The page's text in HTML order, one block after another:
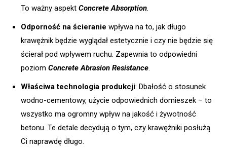
To ważny aspekt Concrete Absorption.
Odporność na ścieranie wpływa na to, jak długo
krawężnik będzie wyglądał estetycznie i czy nie będzie się
ścierał pod wpływem ruchu. Zapewnia to odpowiedni
poziom Concrete Abrasion Resistance.
Właściwa technologia produkcji: Dbałość o stosunek
wodno-cementowy, użycie odpowiednich domieszek – to
wszystko ma ogromny wpływ na jakość i żywotność
betonu. Te detale decydują o tym, czy krawężniki posłużą
Ci naprawdę długo.